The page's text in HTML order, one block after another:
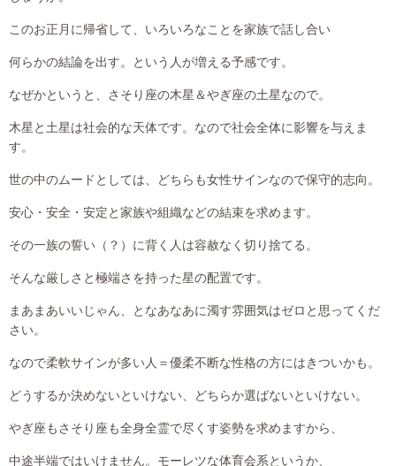
このお正月に帰省して、いろいろなことを家族で話し合い
何らかの結論を出す。という人が増える予感です。
なぜかというと、さそり座の木星＆やぎ座の土星なので。
木星と土星は社会的な天体です。なので社会全体に影響を与えま
す。
世の中のムードとしては、どちらも女性サインなので保守的志向。
安心・安全・安定と家族や組織などの結束を求めます。
その一族の誓い（？）に背く人は容赦なく切り捨てる。
そんな厳しさと極端さを持った星の配置です。
まあまあいいじゃん、となあなあに濁す雰囲気はゼロと思ってくだ
さい。
なので柔軟サインが多い人＝優柔不断な性格の方にはきついかも。
どうするか決めないといけない、どちらか選ばないといけない。
やぎ座もさそり座も全身全霊で尽くす姿勢を求めますから、
中途半端ではいけません。モーレツな体育会系というか、